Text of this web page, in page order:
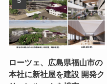
ローツェ、広島県福山市の
本社に新社屋を建設 開発ク